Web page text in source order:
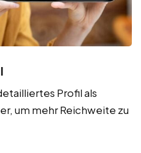
Profil als
um mehr Reichweite zu